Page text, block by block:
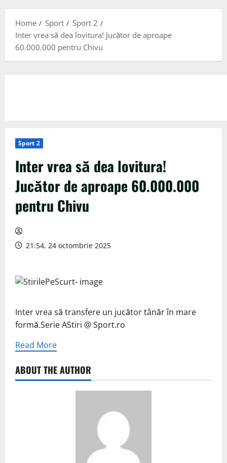
Home Sport
Sport 2
Inter vrea să dea lovitura! Jucător de aproape
60.000.000 pentru Chivu
Sport 2
Inter vrea să dea lovitura!
Jucător de aproape 60.000.000
pentru Chivu
21:54, 24 octombrie 2025
Inter vrea să transfere un jucător tânăr în mare
formă.Serie AStiri @ Sport.ro
Read More
ABOUT THE AUTHOR